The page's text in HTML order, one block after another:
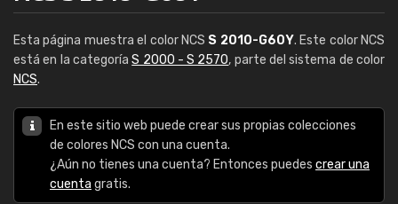
Esta página muestra el color NCS S 2010-G60Y. Este color NCS
está en la categoríaS 2000 - S 2570, parte del sistema de color
NCS.
En este sitio web puede crear sus propias colecciones
de colores NCS con una cuenta.
¿Aún no tienes una cuenta? Entonces puedes crear una
cuenta gratis.